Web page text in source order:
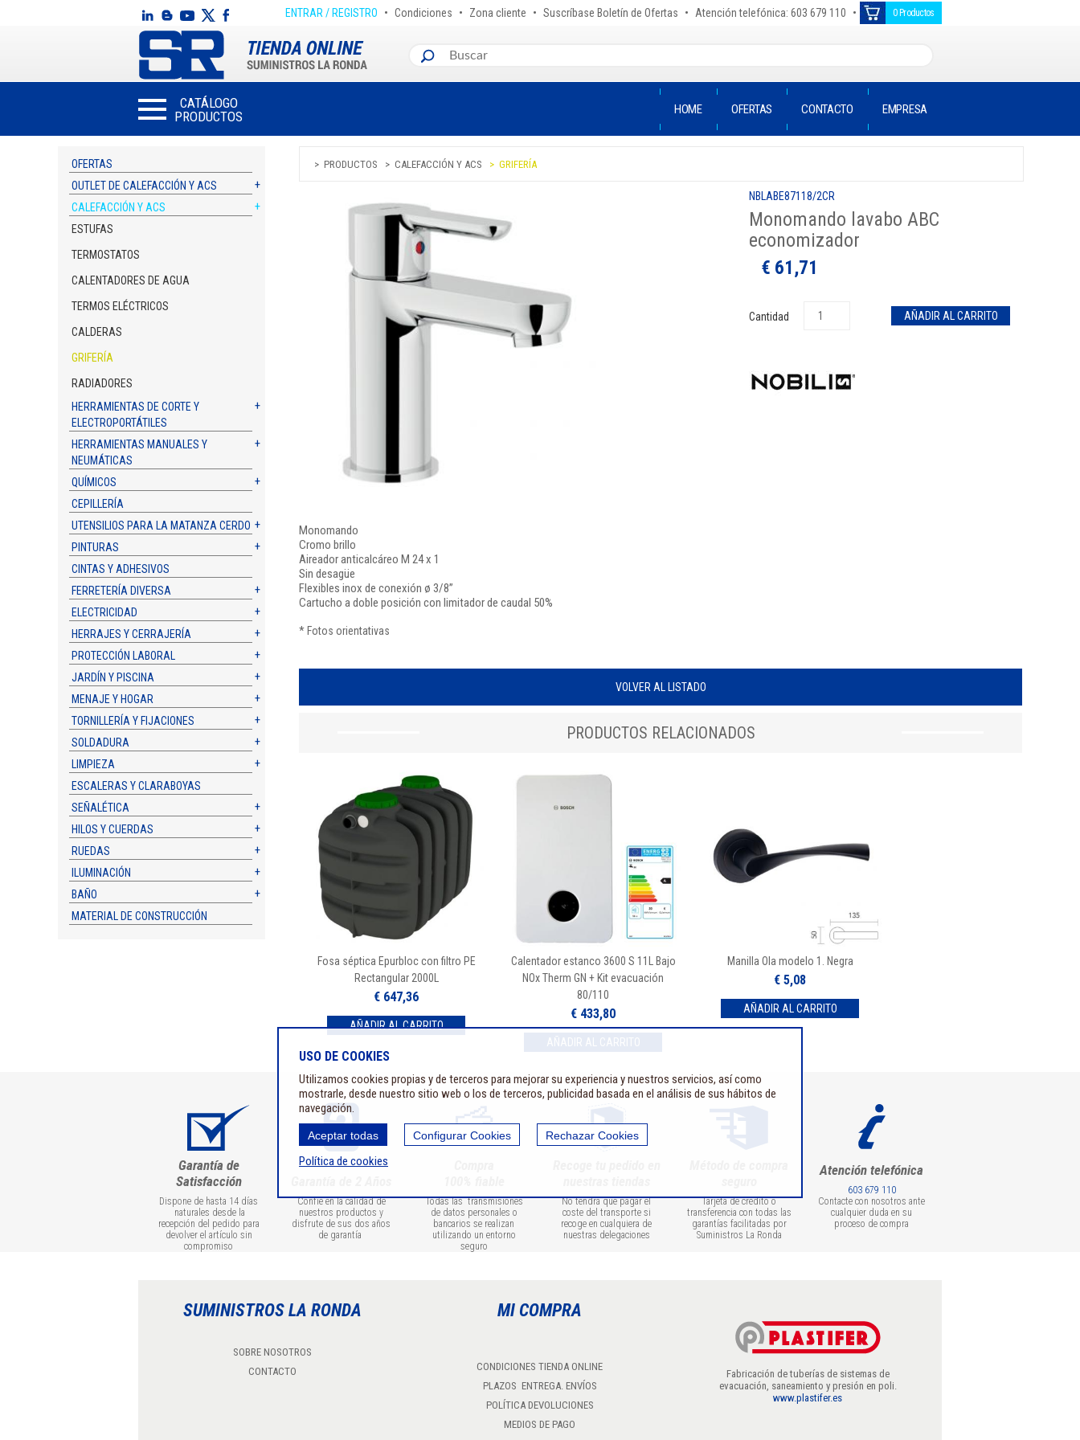
0 Productos
ENTRAR / REGISTRO • Condiciones • Zona cliente • Suscríbase Boletín de Ofertas • Atención telefónica: 603 679 110 •
CATÁLOGO
PRODUCTOS
HOME OFERTAS CONTACTO EMPRESA
OFERTAS
OUTLET DE CALEFACCIÓN Y ACS
CALEFACCIÓN Y ACS
ESTUFAS
TERMOSTATOS
CALENTADORES DE AGUA
TERMOS ELÉCTRICOS
CALDERAS
GRIFERÍA
RADIADORES
HERRAMIENTAS DE CORTE Y
ELECTROPORTÁTILES
HERRAMIENTAS MANUALES Y
NEUMÁTICAS
QUÍMICOS
CEPILLERÍA
UTENSILIOS PARA LA MATANZA CERDO
PINTURAS
CINTAS Y ADHESIVOS
FERRETERÍA DIVERSA
ELECTRICIDAD
HERRAJES Y CERRAJERÍA
PROTECCIÓN LABORAL
JARDÍN Y PISCINA
MENAJE Y HOGAR
TORNILLERÍA Y FIJACIONES
SOLDADURA
LIMPIEZA
ESCALERAS Y CLARABOYAS
SEÑALÉTICA
HILOS Y CUERDAS
RUEDAS
ILUMINACIÓN
BAÑO
MATERIAL DE CONSTRUCCIÓN
PRODUCTOS CALEFACCIÓN Y ACS GRIFERÍA
NBLABE87118/2CR
Monomando lavabo ABC
economizador
€ 61,71
Cantidad
Monomando
Cromo brillo
Aireador anticalcáreo M 24 x 1
Sin desagüe
Flexibles inox de conexión ø 3/8”
Cartucho a doble posición con limitador de caudal 50%
* Fotos orientativas
VOLVER AL LISTADO
PRODUCTOS RELACIONADOS
Fosa séptica Epurbloc con filtro PE
Rectangular 2000L
€ 647,36
Calentador estanco 3600 S 11L Bajo
NOx Therm GN + Kit evacuación
80/110
€ 433,80
Manilla Ola modelo 1. Negra
€ 5,08
Garantía de
Satisfacción
Dispone de hasta 14 días
naturales desde la
recepción del pedido para
devolver el artículo sin
compromiso
Confíe en la calidad de
nuestros productos y
disfrute de sus dos años
de garantía
Todas las transmisiones
de datos personales o
bancarios se realizan
utilizando un entorno
seguro
No tendrá que pagar el
coste del transporte si
recoge en cualquiera de
nuestras delegaciones
Tarjeta de crédito o
transferencia con todas las
garantías facilitadas por
Suministros La Ronda
Atención telefónica
603 679 110
Contacte con nosotros ante
cualquier duda en su
proceso de compra
SUMINISTROS LA RONDA
SOBRE NOSOTROS
CONTACTO
MI COMPRA
CONDICIONES TIENDA ONLINE
PLAZOS ENTREGA. ENVÍOS
POLÍTICA DEVOLUCIONES
MEDIOS DE PAGO
Fabricación de tuberías de sistemas de
evacuación, saneamiento y presión en poli.
www.plastifer.es
USO DE COOKIES
Utilizamos cookies propias y de terceros para mejorar su experiencia y nuestros servicios, así como
mostrarle, desde nuestro sitio web o los de terceros, publicidad basada en el análisis de sus hábitos de
navegación.
Aceptar todas Configurar Cookies Rechazar Cookies
Política de cookies